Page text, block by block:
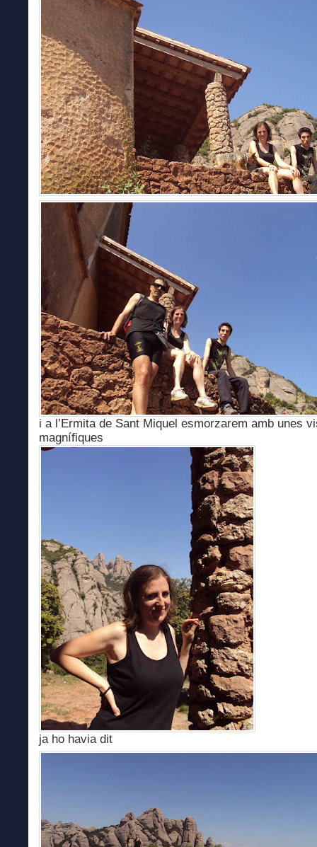
i a l’Ermita de Sant Miquel esmorzarem amb unes
magnífiques
ja ho havia dit